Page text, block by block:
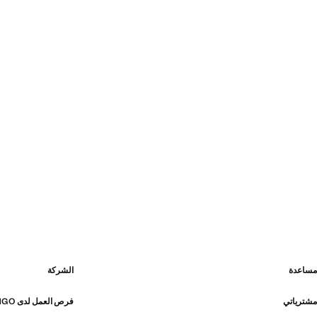
مساعدة الشركة
مشترياتي فرص العمل لدى MANGO